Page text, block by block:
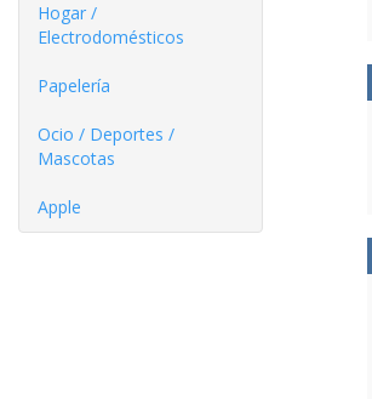
Hogar /
Electrodomésticos
Papelería
Ocio / Deportes /
Mascotas
Apple